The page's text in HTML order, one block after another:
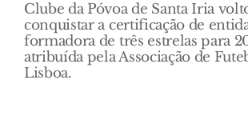
Clube da Póvoa de Santa Iria
conquistar a certificação de
formadora de três estrelas para
atribuída pela Associação de
Lisboa.